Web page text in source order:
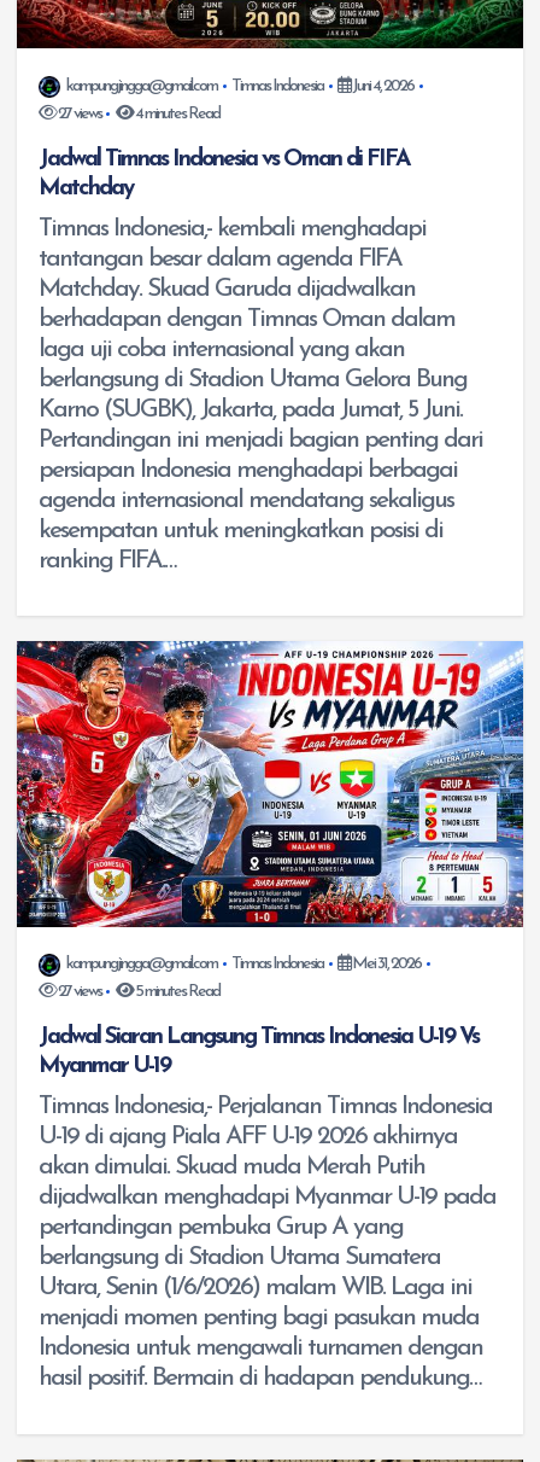
kampungjingga@gmail.com Timnas Indonesia
Juni 4, 2026
27 views
4 minutes Read
Jadwal Timnas Indonesia vs Oman di FIFA
Matchday
Timnas Indonesia,- kembali menghadapi
tantangan besar dalam agenda FIFA
Matchday. Skuad Garuda dijadwalkan
berhadapan dengan Timnas Oman dalam
laga uji coba internasional yang akan
berlangsung di Stadion Utama Gelora Bung
Karno (SUGBK), Jakarta, pada Jumat, 5 Juni.
Pertandingan ini menjadi bagian penting dari
persiapan Indonesia menghadapi berbagai
agenda internasional mendatang sekaligus
kesempatan untuk meningkatkan posisi di
ranking FIFA.…
kampungjingga@gmail.com Timnas Indonesia
Mei 31, 2026
27 views
5 minutes Read
Jadwal Siaran Langsung Timnas Indonesia U-19 Vs
Myanmar U-19
Timnas Indonesia,- Perjalanan Timnas Indonesia
U-19 di ajang Piala AFF U-19 2026 akhirnya
akan dimulai. Skuad muda Merah Putih
dijadwalkan menghadapi Myanmar U-19 pada
pertandingan pembuka Grup A yang
berlangsung di Stadion Utama Sumatera
Utara, Senin (1/6/2026) malam WIB. Laga ini
menjadi momen penting bagi pasukan muda
Indonesia untuk mengawali turnamen dengan
hasil positif. Bermain di hadapan pendukung…